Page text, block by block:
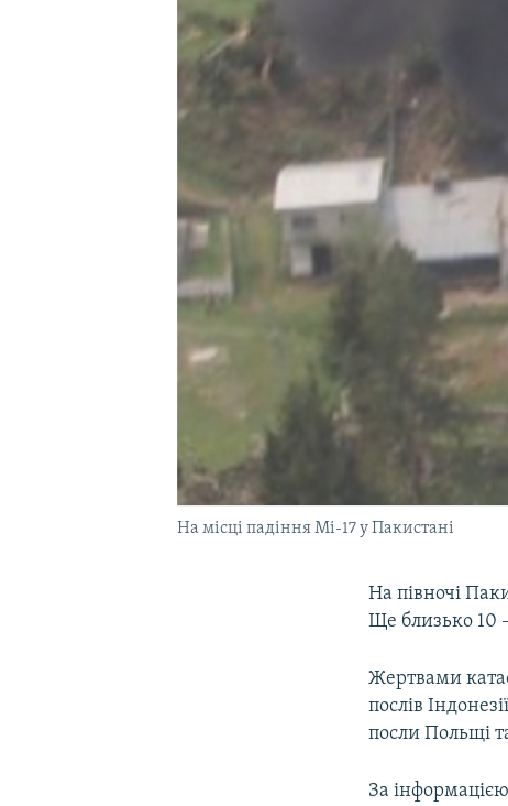
УКРАЇНСЬКА ПРОБЛЕМА КРИМУ
На місці падіння Мі-17 у Пакистані
На півночі
Ще близько 10
Жертвами
послів
посли Польщі
За